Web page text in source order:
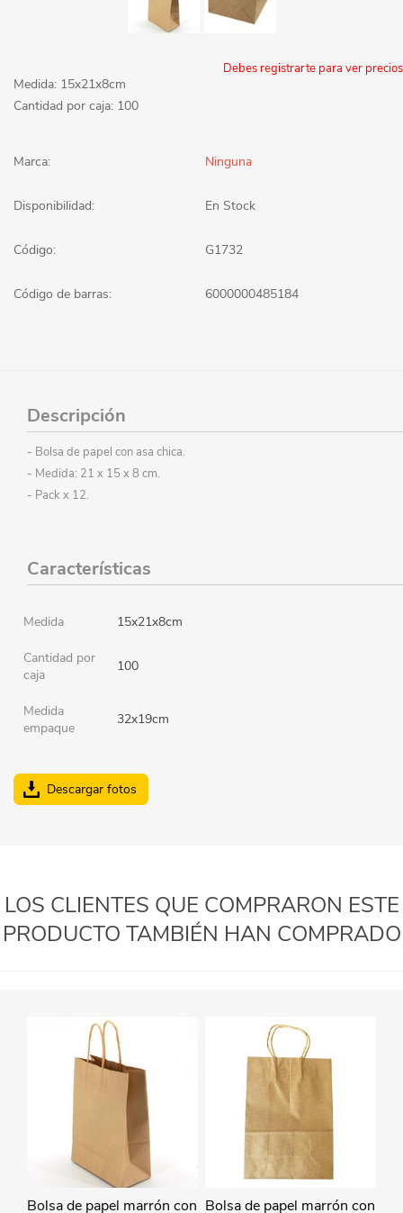
Debes registrarte para ver precios
Medida: 15x21x8cm
Cantidad por caja: 100
Marca: Ninguna
Disponibilidad: En Stock
Código: G1732
Código de barras: 6000000485184
Descripción
- Bolsa de papel con asa chica.
- Medida: 21 x 15 x 8 cm.
- Pack x 12.
Características
Medida 15x21x8cm
Cantidad por
caja
100
Medida
empaque
32x19cm
Descargar fotos
LOS CLIENTES QUE COMPRARON ESTE
PRODUCTO TAMBIÉN HAN COMPRADO
Bolsa de papel marrón con Bolsa de papel marrón con